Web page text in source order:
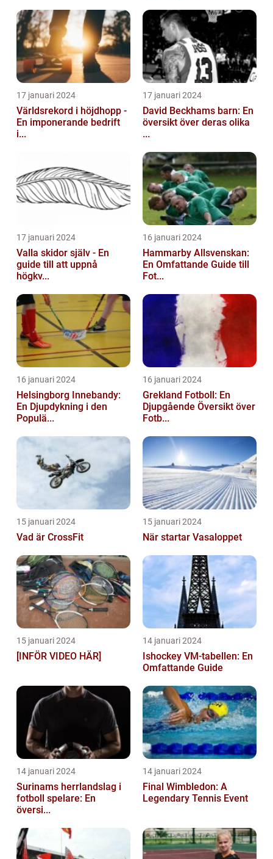
17 januari 2024
Världsrekord i höjdhopp -
En imponerande bedrift
i...
17 januari 2024
David Beckhams barn: En
översikt över deras olika
...
17 januari 2024
Valla skidor själv - En
guide till att uppnå
högkv...
16 januari 2024
Hammarby Allsvenskan:
En Omfattande Guide till
Fot...
16 januari 2024
Helsingborg Innebandy:
En Djupdykning i den
Populä...
16 januari 2024
Grekland Fotboll: En
Djupgående Översikt över
Fotb...
15 januari 2024
Vad är CrossFit
15 januari 2024
När startar Vasaloppet
15 januari 2024
[INFÖR VIDEO HÄR]
14 januari 2024
Ishockey VM-tabellen: En
Omfattande Guide
14 januari 2024
Surinams herrlandslag i
fotboll spelare: En
översi...
14 januari 2024
Final Wimbledon: A
Legendary Tennis Event